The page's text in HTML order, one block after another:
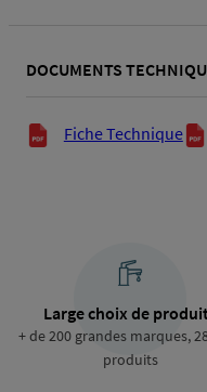
DOCUMENTS
Documents techniques
Fiche Technique
Large choix de
+ de 200 grandes marques,
produits